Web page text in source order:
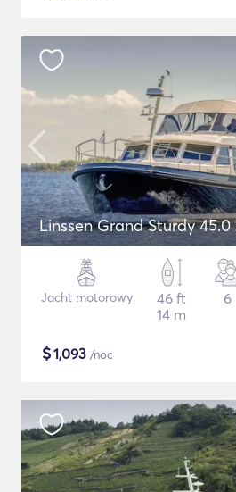
Linssen Grand Sturdy
Jacht motorowy
46 ft
14 m
6
$1,093 /noc